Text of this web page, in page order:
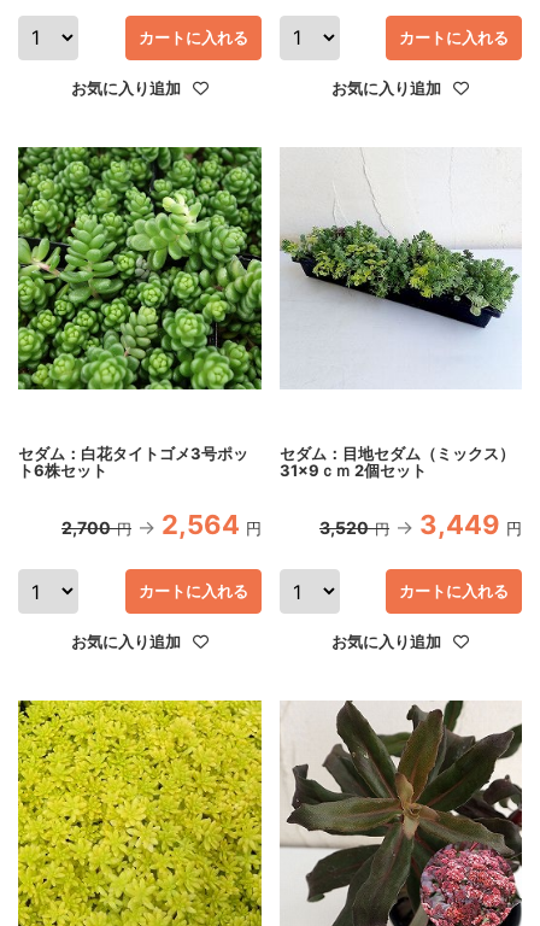
お気に入り追加
カートに入れる
お気に入り追加
カートに入れる
セダム：白花タイトゴメ3号ポッ
ト6株セット
2,700 円 2,564 円
お気に入り追加
カートに入れる
セダム：目地セダム（ミックス）
31×9ｃｍ 2個セット
3,520 円 3,449 円
お気に入り追加
カートに入れる